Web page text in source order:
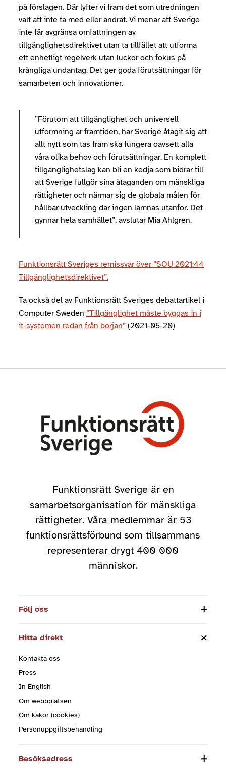
på förslagen. Där lyfter vi fram det som utredningen
valt att inte ta med eller ändrat. Vi menar att Sverige
inte får avgränsa omfattningen av
tillgänglighetsdirektivet utan ta tillfället att utforma
ett enhetligt regelverk utan luckor och fokus på
krångliga undantag. Det ger goda förutsättningar för
samarbeten och innovationer.
”Förutom att tillgänglighet och universell
utformning är framtiden, har Sverige åtagit sig att
allt nytt som tas fram ska fungera oavsett alla
våra olika behov och förutsättningar. En komplett
tillgänglighetslag kan bli en kedja som bidrar till
att Sverige fullgör sina åtaganden om mänskliga
rättigheter och närmar sig de globala målen för
hållbar utveckling där ingen lämnas utanför. Det
gynnar hela samhället”, avslutar Mia Ahlgren.
Funktionsrätt Sveriges remissvar över ”SOU 2021:44
Tillgänglighetsdirektivet”.
Ta också del av Funktionsrätt Sveriges debattartikel i
Computer Sweden ”Tillgänglighet måste byggas in i
it-systemen redan från början” (2021-05-20)
Funktionsrätt Sverige är en
samarbetsorganisation för mänskliga
rättigheter. Våra medlemmar är 53
funktionsrättsförbund som tillsammans
representerar drygt 400 000
människor.
Följ oss
Hitta direkt
Kontakta oss
Press
In English
Om webbplatsen
Om kakor (cookies)
Personuppgiftsbehandling
Besöksadress